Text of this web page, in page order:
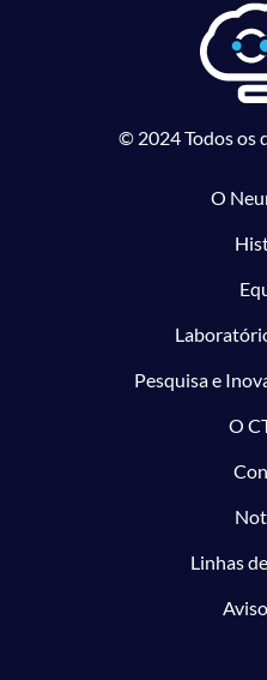
© 2024 Todos os
O
Pesquisa e
O
Linhas